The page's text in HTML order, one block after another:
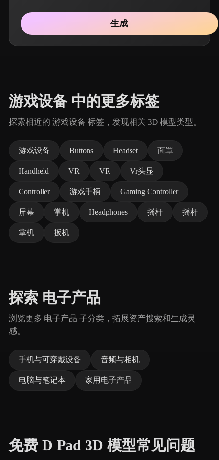
生成
游戏设备 中的更多标签
探索相近的 游戏设备 标签，发现相关 3D 模型类型。
游戏设备 Buttons Headset 面罩
Handheld VR VR Vr头显
Controller 游戏手柄 Gaming Controller
屏幕 掌机 Headphones 摇杆 摇杆
掌机 扳机
探索 电子产品
浏览更多 电子产品 子分类，拓展资产搜索和生成灵
感。
手机与可穿戴设备 音频与相机
电脑与笔记本 家用电子产品
免费 D Pad 3D 模型常见问题